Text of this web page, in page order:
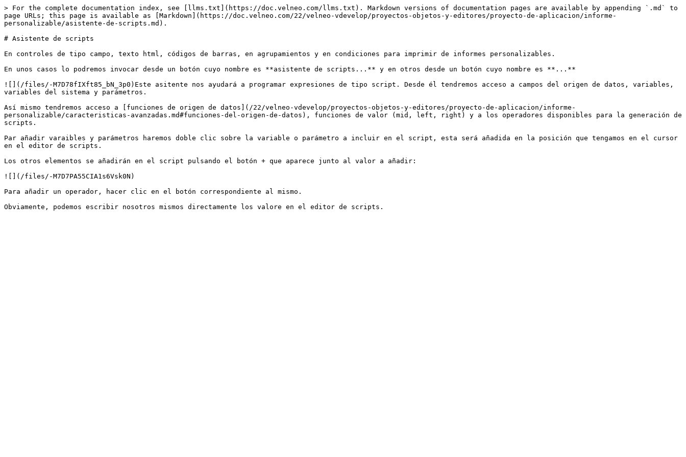
> For the complete documentation index, see [llms.txt](https://doc.velneo.com/llms.txt). Markdown versions of documentation pages are available by appending `.md` to
page URLs; this page is available as [Markdown](https://doc.velneo.com/22/velneo-vdevelop/proyectos-objetos-y-editores/proyecto-de-aplicacion/informe-
personalizable/asistente-de-scripts.md).
# Asistente de scripts
En controles de tipo campo, texto html, códigos de barras, en agrupamientos y en condiciones para imprimir de informes personalizables.
En unos casos lo podremos invocar desde un botón cuyo nombre es **asistente de scripts...** y en otros desde un botón cuyo nombre es **...**
![](/files/-M7D78fIXft85_bN_3p0)Este asitente nos ayudará a programar expresiones de tipo script. Desde él tendremos acceso a campos del origen de datos, variables,
variables del sistema y parámetros.
Así mismo tendremos acceso a [funciones de origen de datos](/22/velneo-vdevelop/proyectos-objetos-y-editores/proyecto-de-aplicacion/informe-
personalizable/caracteristicas-avanzadas.md#funciones-del-origen-de-datos), funciones de valor (mid, left, right) y a los operadores disponibles para la generación de
scripts.
Par añadir varaibles y parámetros haremos doble clic sobre la variable o parámetro a incluir en el script, esta será añadida en la posición que tengamos en el cursor
en el editor de scripts.
Los otros elementos se añadirán en el script pulsando el botón + que aparece junto al valor a añadir:
![](/files/-M7D7PA55CIA1s6Vsk0N)
Para añadir un operador, hacer clic en el botón correspondiente al mismo.